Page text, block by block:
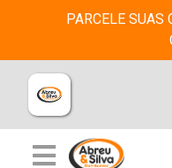
PARCELE SUAS